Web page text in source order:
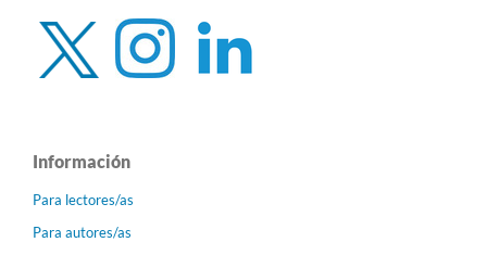
Información
Para lectores/as
Para autores/as